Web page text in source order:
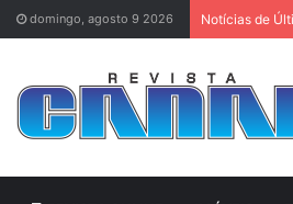
domingo, agosto 9 2026 Notícias de